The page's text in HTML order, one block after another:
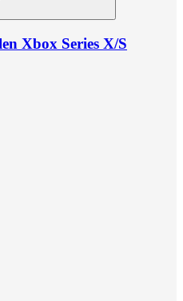
Xbox Series X/S